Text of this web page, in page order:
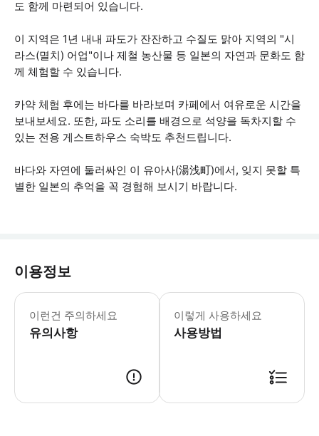
도 함께 마련되어 있습니다.
이 지역은 1년 내내 파도가 잔잔하고 수질도 맑아 지역의 "시
라스(멸치) 어업"이나 제철 농산물 등 일본의 자연과 문화도 함
께 체험할 수 있습니다.
카약 체험 후에는 바다를 바라보며 카페에서 여유로운 시간을
보내보세요. 또한, 파도 소리를 배경으로 석양을 독차지할 수
있는 전용 게스트하우스 숙박도 추천드립니다.
바다와 자연에 둘러싸인 이 유아사(湯浅町)에서, 잊지 못할 특
별한 일본의 추억을 꼭 경험해 보시기 바랍니다.
이용정보
이런건 주의하세요
유의사항
만 4세 이상의 건강한 분이 참가하실
이렇게 사용하세요
사용방법